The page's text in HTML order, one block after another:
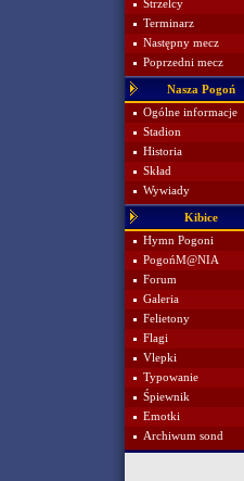
Strzelcy
Terminarz
Następny mecz
Poprzedni mecz
Nasza Pogoń
Ogólne informacje
Stadion
Historia
Skład
Wywiady
Kibice
Hymn Pogoni
PogońM@NIA
Forum
Galeria
Felietony
Flagi
Vlepki
Typowanie
Śpiewnik
Emotki
Archiwum sond